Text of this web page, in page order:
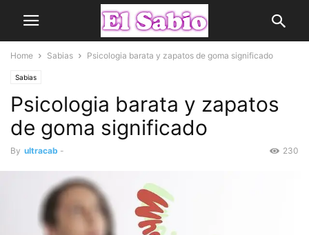
Home Sabias Psicologia barata y zapatos de goma significado
Sabias
Psicologia barata y zapatos
de goma significado
By ultracab - 230